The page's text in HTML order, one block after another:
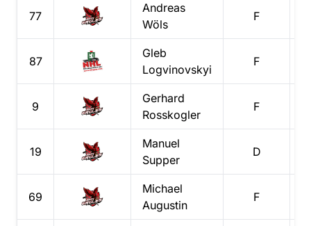
77
Andreas
Wöls
F
87
Gleb
Logvinovskyi
F
9
Gerhard
Rosskogler
F
19
Manuel
Supper
D
69
Michael
Augustin
F